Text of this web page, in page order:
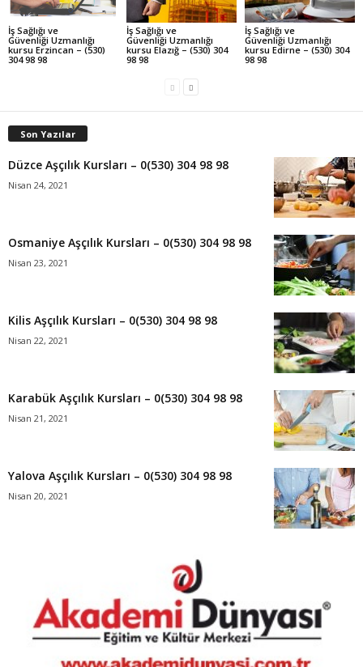
İş Sağlığı ve
Güvenliği Uzmanlığı
kursu Erzincan – (530)
304 98 98
İş Sağlığı ve
Güvenliği Uzmanlığı
kursu Elazığ – (530) 304
98 98
İş Sağlığı ve
Güvenliği Uzmanlığı
kursu Edirne – (530) 304
98 98
Son Yazılar
Düzce Aşçılık Kursları – 0(530) 304 98 98
Nisan 24, 2021
Osmaniye Aşçılık Kursları – 0(530) 304 98 98
Nisan 23, 2021
Kilis Aşçılık Kursları – 0(530) 304 98 98
Nisan 22, 2021
Karabük Aşçılık Kursları – 0(530) 304 98 98
Nisan 21, 2021
Yalova Aşçılık Kursları – 0(530) 304 98 98
Nisan 20, 2021